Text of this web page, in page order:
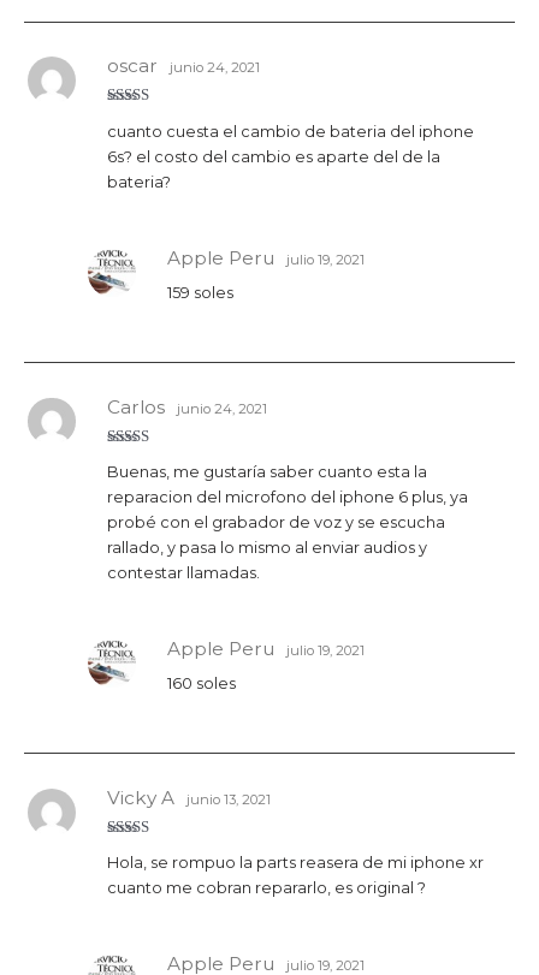
do con
oscar junio 24, 2021
cuanto cuesta el cambio de bateria del iphone
6s? el costo del cambio es aparte del de la
bateria?
Apple Peru julio 19, 2021
159 soles
con5de 5
Carlos junio 24, 2021
Buenas, me gustaría saber cuanto esta la
reparacion del microfono del iphone 6 plus, ya
probé con el grabador de voz y se escucha
rallado, y pasa lo mismo al enviar audios y
contestar llamadas.
Apple Peru julio 19, 2021
160 soles
con5de 5
Vicky A junio 13, 2021
Hola, se rompuo la parts reasera de mi iphone xr
cuanto me cobran repararlo, es original ?
Apple Peru julio 19, 2021